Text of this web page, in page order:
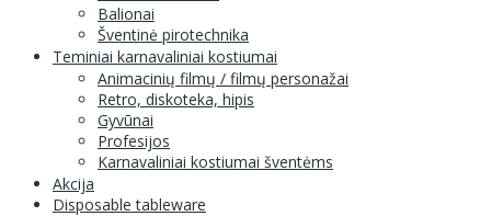
Balionai
Šventinė pirotechnika
Teminiai karnavaliniai kostiumai
Animacinių filmų / filmų personažai
Retro, diskoteka, hipis
Gyvūnai
Profesijos
Karnavaliniai kostiumai šventėms
Akcija
Disposable tableware